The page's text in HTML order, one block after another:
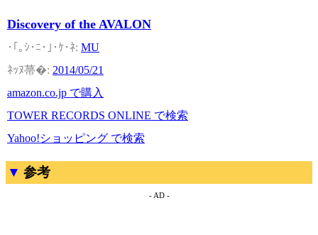
Discovery of the AVALON
MU
2014/05/21
amazon.co.jp で購入
TOWER RECORDS ONLINE で検索
Yahoo!ショッピング で検索
参考
- AD -